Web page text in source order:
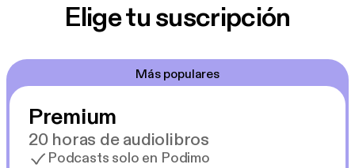
Elige tu suscripción
Más populares
Premium
20 horas de audiolibros
Podcasts solo en Podimo